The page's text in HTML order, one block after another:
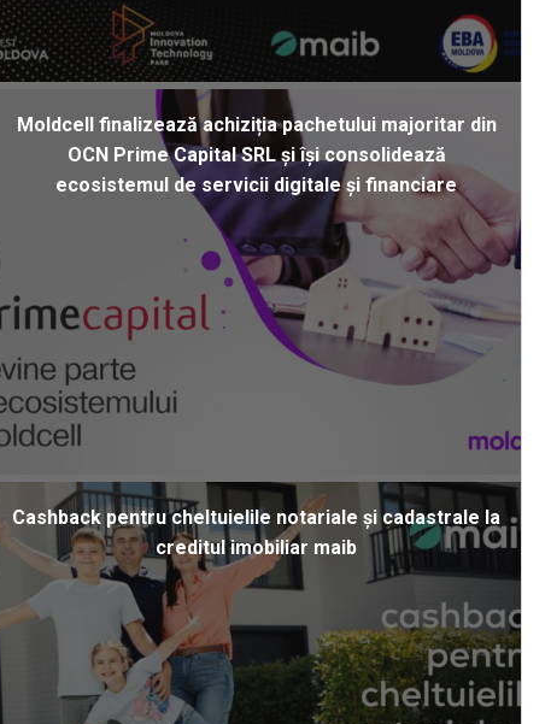
Moldcell finalizează achiziția pachetului majoritar din
OCN Prime Capital SRL și își consolidează
ecosistemul de servicii digitale și financiare
Cashback pentru cheltuielile notariale și cadastrale la
creditul imobiliar maib